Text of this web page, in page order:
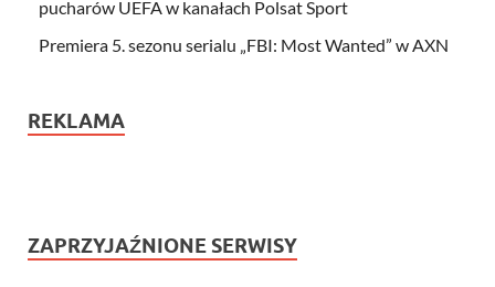
pucharów UEFA w kanałach Polsat Sport
Premiera 5. sezonu serialu „FBI: Most Wanted” w AXN
REKLAMA
ZAPRZYJAŹNIONE SERWISY